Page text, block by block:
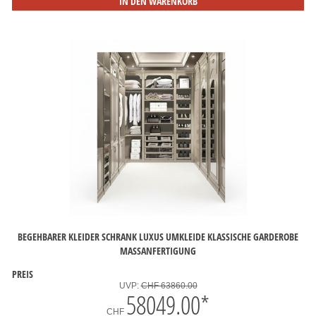
BEGEHBARER KLEIDER SCHRANK LUXUS UMKLEIDE KLASSISCHE GARDEROBE
MASSANFERTIGUNG
PREIS
UVP:CHF 63860.00
CHF 58049.00*